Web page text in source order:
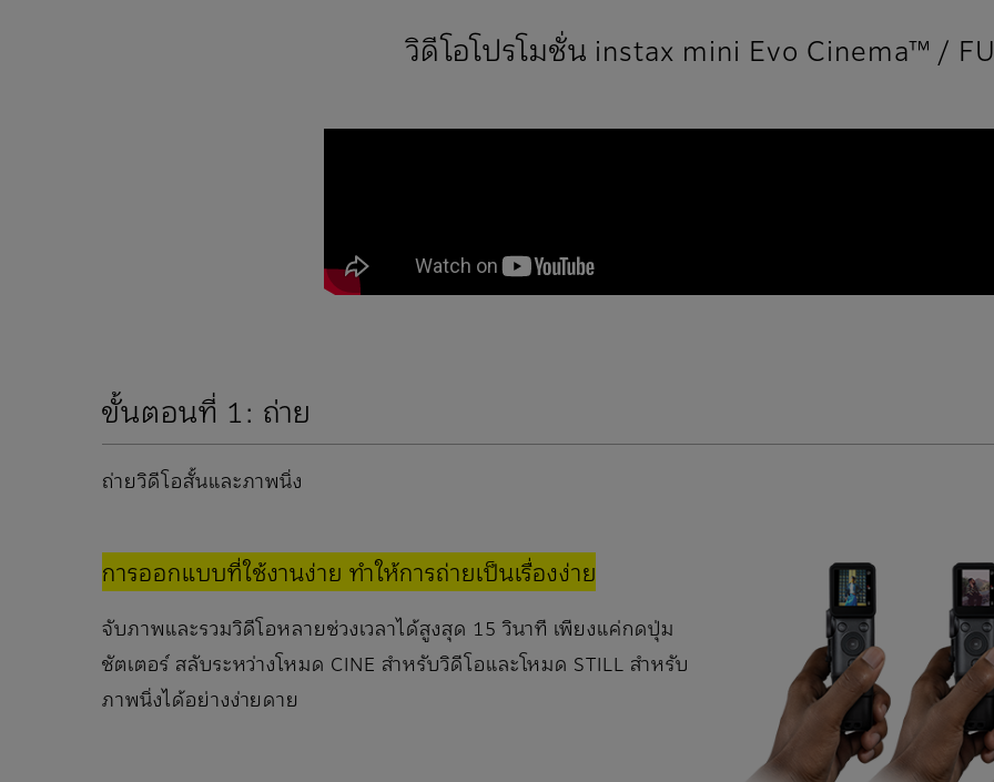
วิดีโอโปรโมชั่น instax mini Evo Cinema™ /
ขั้นตอนที่ 1: ถ่าย
ถ่ายวิดีโอสั้นและภาพนิ่ง
การออกแบบที่ใช้งานง่าย ทำให้การถ่ายเป็นเรื่องง่าย
จับภาพและรวมวิดีโอหลายช่วงเวลาได้สูงสุด 15 วินาที เพียงแค่กดปุ่ม
ชัตเตอร์ สลับระหว่างโหมด CINE สำหรับวิดีโอและโหมด STILL สำหรับ
ภาพนิ่งได้อย่างง่ายดาย